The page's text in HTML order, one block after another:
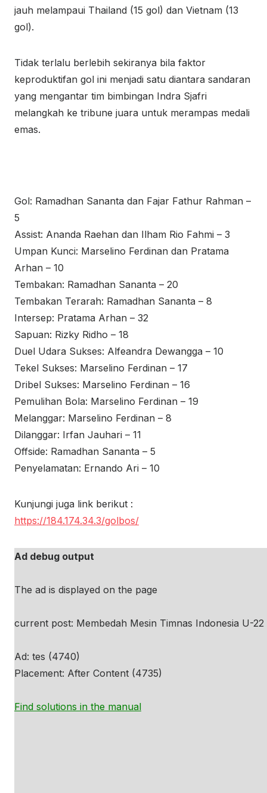
jauh melampaui Thailand (15 gol) dan Vietnam (13
gol).
Tidak terlalu berlebih sekiranya bila faktor
keproduktifan gol ini menjadi satu diantara sandaran
yang mengantar tim bimbingan Indra Sjafri
melangkah ke tribune juara untuk merampas medali
emas.
Gol: Ramadhan Sananta dan Fajar Fathur Rahman –
5
Assist: Ananda Raehan dan Ilham Rio Fahmi – 3
Umpan Kunci: Marselino Ferdinan dan Pratama
Arhan – 10
Tembakan: Ramadhan Sananta – 20
Tembakan Terarah: Ramadhan Sananta – 8
Intersep: Pratama Arhan – 32
Sapuan: Rizky Ridho – 18
Duel Udara Sukses: Alfeandra Dewangga – 10
Tekel Sukses: Marselino Ferdinan – 17
Dribel Sukses: Marselino Ferdinan – 16
Pemulihan Bola: Marselino Ferdinan – 19
Melanggar: Marselino Ferdinan – 8
Dilanggar: Irfan Jauhari – 11
Offside: Ramadhan Sananta – 5
Penyelamatan: Ernando Ari – 10
Kunjungi juga link berikut :
https://184.174.34.3/golbos/
Ad debug output
The ad is displayed on the page
current post: Membedah Mesin Timnas Indonesia U-22
Ad: tes (4740)
Placement: After Content (4735)
Find solutions in the manual